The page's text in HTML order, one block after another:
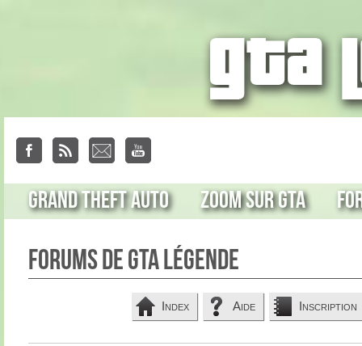
Grand Theft Auto Zoom sur GTA
Forums de GTA Légende
Index Aide Inscription